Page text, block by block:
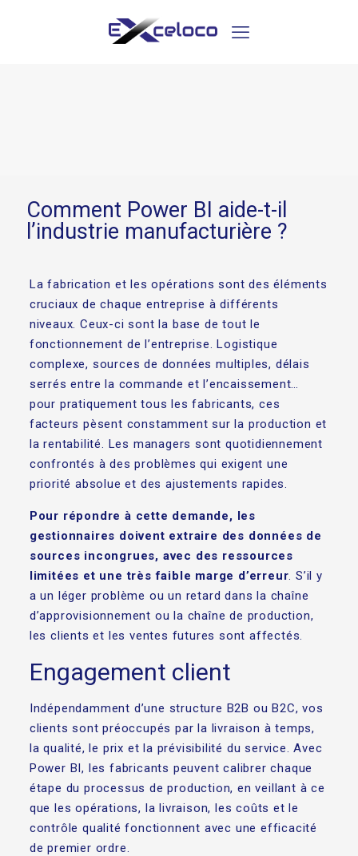
Comment Power BI aide-t-il
l’industrie manufacturière ?
La fabrication et les opérations sont des éléments
cruciaux de chaque entreprise à différents
niveaux. Ceux-ci sont la base de tout le
fonctionnement de l’entreprise. Logistique
complexe, sources de données multiples, délais
serrés entre la commande et l’encaissement…
pour pratiquement tous les fabricants, ces
facteurs pèsent constamment sur la production et
la rentabilité. Les managers sont quotidiennement
confrontés à des problèmes qui exigent une
priorité absolue et des ajustements rapides.
Pour répondre à cette demande, les
gestionnaires doivent extraire des données de
sources incongrues, avec des ressources
limitées et une très faible marge d’erreur. S’il y
a un léger problème ou un retard dans la chaîne
d’approvisionnement ou la chaîne de production,
les clients et les ventes futures sont affectés.
Engagement client
Indépendamment d’une structure B2B ou B2C, vos
clients sont préoccupés par la livraison à temps,
la qualité, le prix et la prévisibilité du service. Avec
Power BI, les fabricants peuvent calibrer chaque
étape du processus de production, en veillant à ce
que les opérations, la livraison, les coûts et le
contrôle qualité fonctionnent avec une efficacité
de premier ordre.